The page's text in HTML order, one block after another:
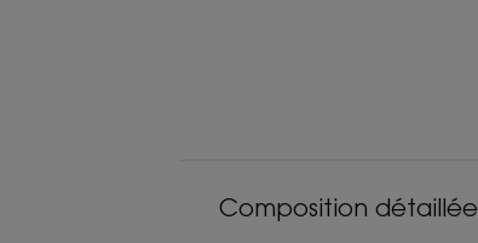
Composition détaillée